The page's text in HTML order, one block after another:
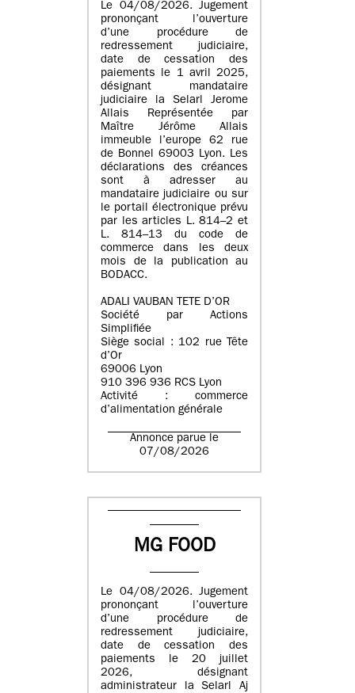
Le 04/08/2026. Jugement
prononçant l’ouverture
d’une procédure de
redressement judiciaire,
date de cessation des
paiements le 1 avril 2025,
désignant mandataire
judiciaire la Selarl Jerome
Allais Représentée par
Maître Jérôme Allais
immeuble l’europe 62 rue
de Bonnel 69003 Lyon. Les
déclarations des créances
sont à adresser au
mandataire judiciaire ou sur
le portail électronique prévu
par les articles L. 814–2 et
L. 814–13 du code de
commerce dans les deux
mois de la publication au
BODACC.
ADALI VAUBAN TETE D’OR
Société par Actions
Simplifiée
Siège social : 102 rue Tête
d’Or
69006 Lyon
910 396 936 RCS Lyon
Activité : commerce
d’alimentation générale
Annonce parue le
07/08/2026
MG FOOD
Le 04/08/2026. Jugement
prononçant l’ouverture
d’une procédure de
redressement judiciaire,
date de cessation des
paiements le 20 juillet
2026, désignant
administrateur la Selarl Aj